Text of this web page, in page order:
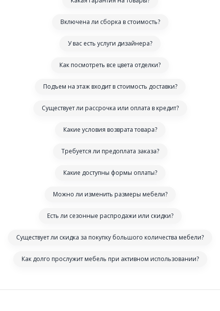
Включена ли сборка в стоимость?
У вас есть услуги дизайнера?
Как посмотреть все цвета отделки?
Подъем на этаж входит в стоимость доставки?
Существует ли рассрочка или оплата в кредит?
Какие условия возврата товара?
Требуется ли предоплата заказа?
Какие доступны формы оплаты?
Можно ли изменить размеры мебели?
Есть ли сезонные распродажи или скидки?
Существует ли скидка за покупку большого количества мебели?
Как долго прослужит мебель при активном использовании?